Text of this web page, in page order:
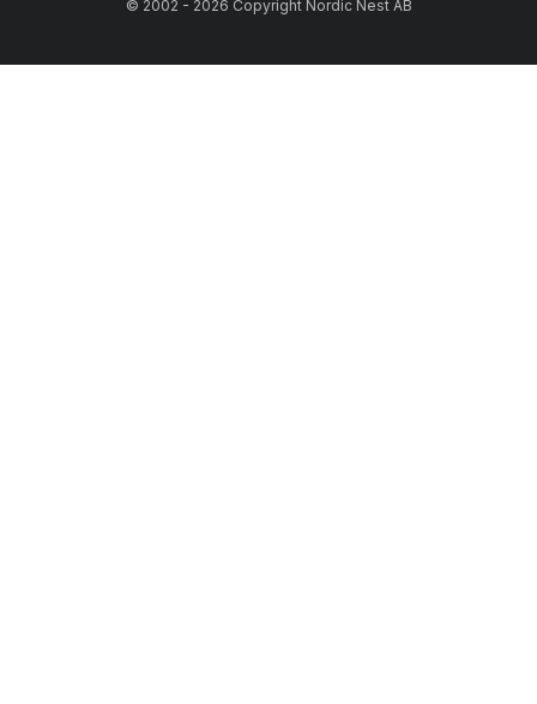
© 2002 - 2026 Copyright Nordic Nest AB